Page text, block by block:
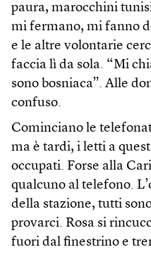
paura, marocchini
mi fermano, mi fanno
e le altre volontarie
faccia lì da sola. “Mi
sono bosniaca”. Alle
confuso.
Cominciano le
ma è tardi, i letti a
occupati. Forse alla
qualcuno al telefono.
della stazione, tutti
provarci. Rosa si
fuori dal finestrino e